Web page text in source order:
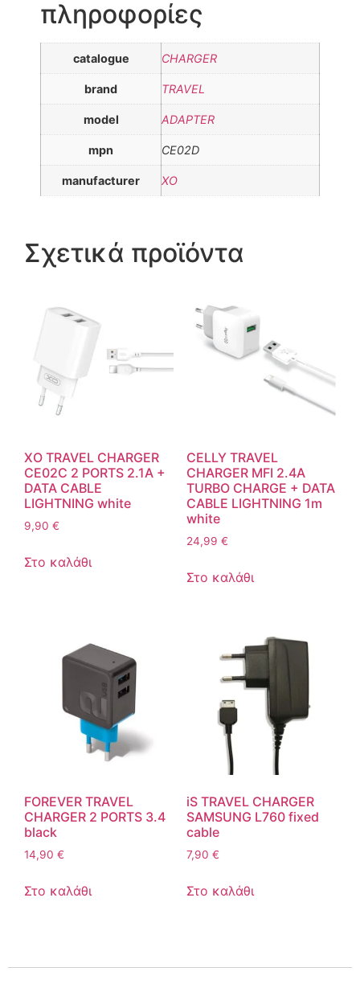
πληροφορίες
catalogue CHARGER
brand TRAVEL
model ADAPTER
mpn CE02D
manufacturer XO
Σχετικά προϊόντα
XO TRAVEL CHARGER
CE02C 2 PORTS 2.1A +
DATA CABLE
LIGHTNING white
9,90 €
Στο καλάθι
CELLY TRAVEL
CHARGER MFI 2.4A
TURBO CHARGE + DATA
CABLE LIGHTNING 1m
white
24,99 €
Στο καλάθι
FOREVER TRAVEL
CHARGER 2 PORTS 3.4
black
14,90 €
Στο καλάθι
iS TRAVEL CHARGER
SAMSUNG L760 fixed
cable
7,90 €
Στο καλάθι